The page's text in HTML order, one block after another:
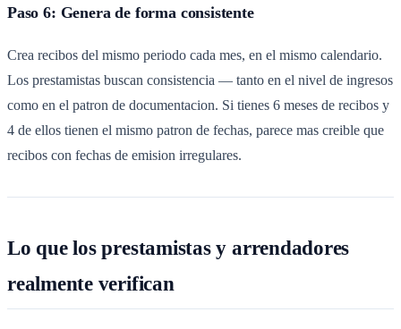
Paso 6: Genera de forma consistente
Crea recibos del mismo periodo cada mes, en el mismo calendario.
Los prestamistas buscan consistencia — tanto en el nivel de ingresos
como en el patron de documentacion. Si tienes 6 meses de recibos y
4 de ellos tienen el mismo patron de fechas, parece mas creible que
recibos con fechas de emision irregulares.
Lo que los prestamistas y arrendadores
realmente verifican